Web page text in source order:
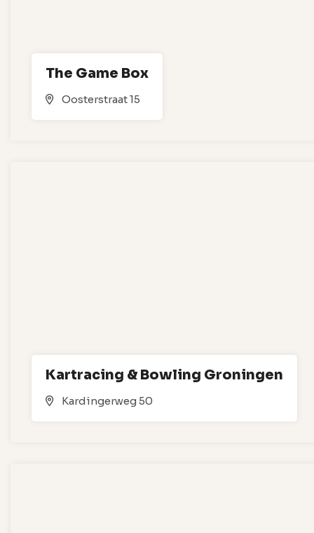
The Game Box
Oosterstraat 15
Kartracing & Bowling Groningen
Kardingerweg 50